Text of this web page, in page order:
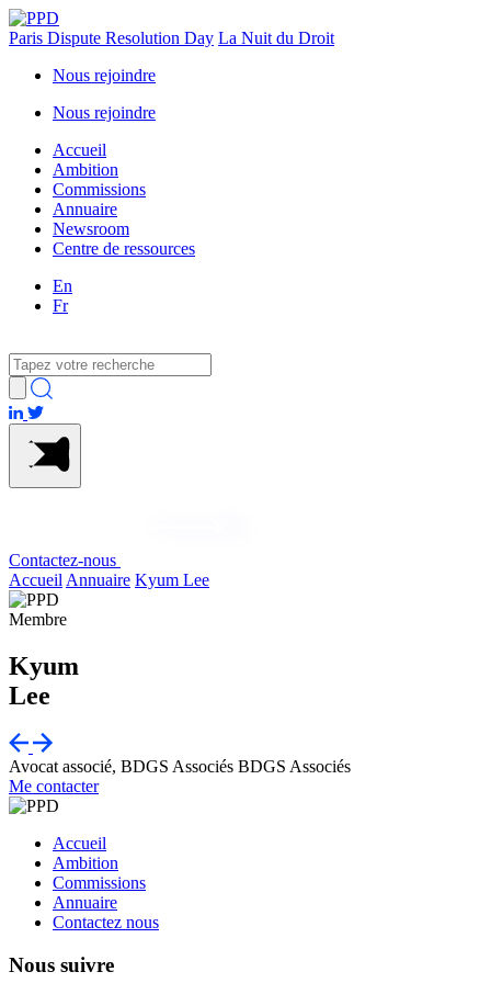
Paris Dispute Resolution Day La Nuit du Droit
Nous rejoindre
Nous rejoindre
Accueil
Ambition
Commissions
Annuaire
Newsroom
Centre de ressources
En
Fr
Contactez-nous
Accueil Annuaire Kyum Lee
Membre
Kyum
Lee
Avocat associé, BDGS Associés BDGS Associés
Me contacter
Accueil
Ambition
Commissions
Annuaire
Contactez nous
Nous suivre